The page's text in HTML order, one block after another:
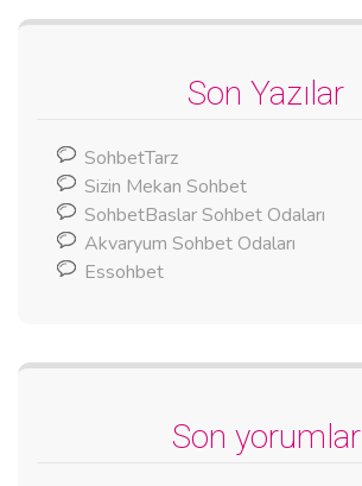
Son Yazılar
SohbetTarz
Sizin Mekan Sohbet
SohbetBaslar Sohbet Odaları
Akvaryum Sohbet Odaları
Essohbet
Son yorumlar